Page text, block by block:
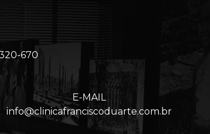
670
E-MAIL
info@clinicafranciscoduarte.com.br